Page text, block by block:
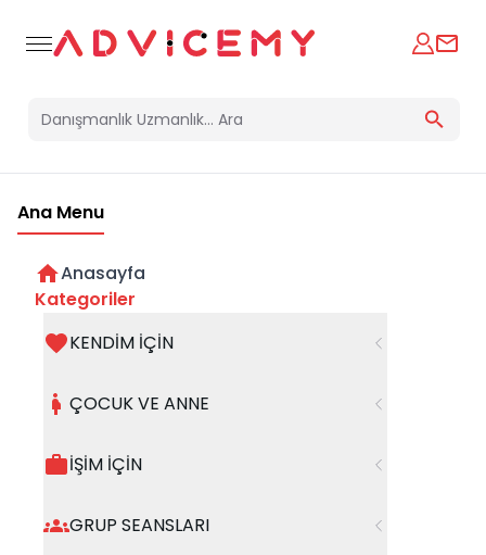
Ana Menu
Anasayfa
Kategoriler
KENDİM İÇİN
ÇOCUK VE ANNE
İŞİM İÇİN
GRUP SEANSLARI
halinde whatsapp hattımızdan iletişime